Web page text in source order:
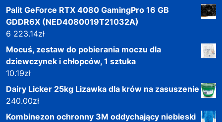
Palit GeForce RTX 4080 GamingPro 16 GB
GDDR6X (NED4080019T21032A)
6 223.14zł
Mocuś, zestaw do pobierania moczu dla
dziewczynek i chłopców, 1 sztuka
10.19zł
Dairy Licker 25kg Lizawka dla krów na zasuszenie
240.00zł
Kombinezon ochronny 3M oddychający niebieski